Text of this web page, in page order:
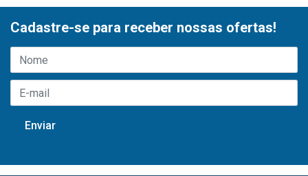
Cadastre-se para receber nossas ofertas!